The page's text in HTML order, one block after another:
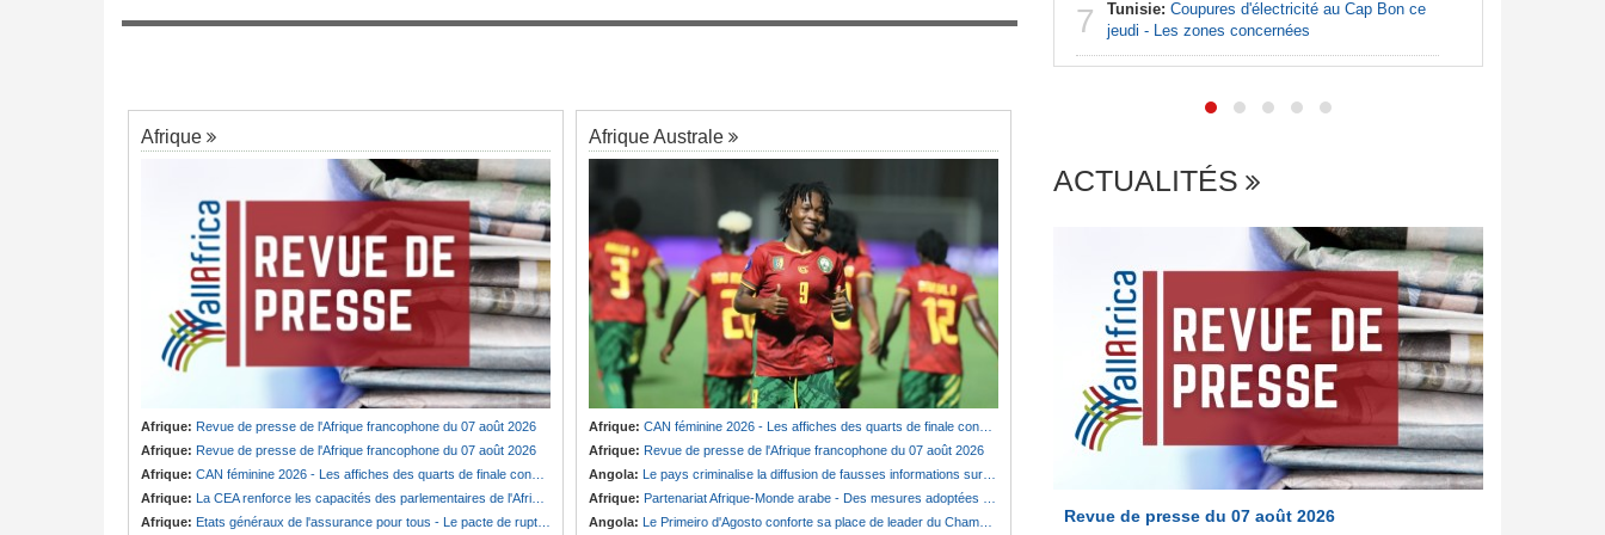
Afrique
Afrique: Revue de presse de l'Afrique francophone du 07 août 2026
Afrique: Revue de presse de l'Afrique francophone du 07 août 2026
Afrique: CAN féminine 2026 - Les affiches des quarts de finale connues
Afrique: La CEA renforce les capacités des parlementaires de l'Afrique de l'Est
Afrique: Etats généraux de l'assurance pour tous - Le pacte de rupture
Afrique Australe
Afrique: CAN féminine 2026 - Les affiches des quarts de finale connues
Afrique: Revue de presse de l'Afrique francophone du 07 août 2026
Angola: Le pays criminalise la diffusion de fausses informations sur Internet
Afrique: Partenariat Afrique-Monde arabe - Des mesures adoptées pour relancer la coopération
Angola: Le Primeiro d'Agosto conforte sa place de leader du Championnat national féminin
7
dans l'affaire badjeck
Bénin:Patrice Talon prend la présidence du
7 Tunisie: Coupures d'électricité au Cap Bon ce
jeudi - Les zones concernées
ACTUALITÉS
Revue de presse du 07 août 2026